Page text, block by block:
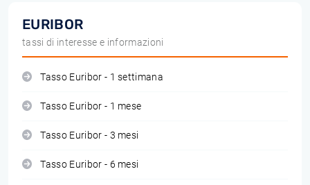
EURIBOR
tassi di interesse e informazioni
Tasso Euribor - 1 settimana
Tasso Euribor - 1 mese
Tasso Euribor - 3 mesi
Tasso Euribor - 6 mesi